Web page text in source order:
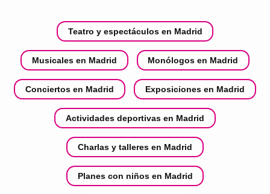
Teatro y espectáculos en Madrid
Musicales en Madrid Monólogos en Madrid
Conciertos en Madrid Exposiciones en Madrid
Actividades deportivas en Madrid
Charlas y talleres en Madrid
Planes con niños en Madrid